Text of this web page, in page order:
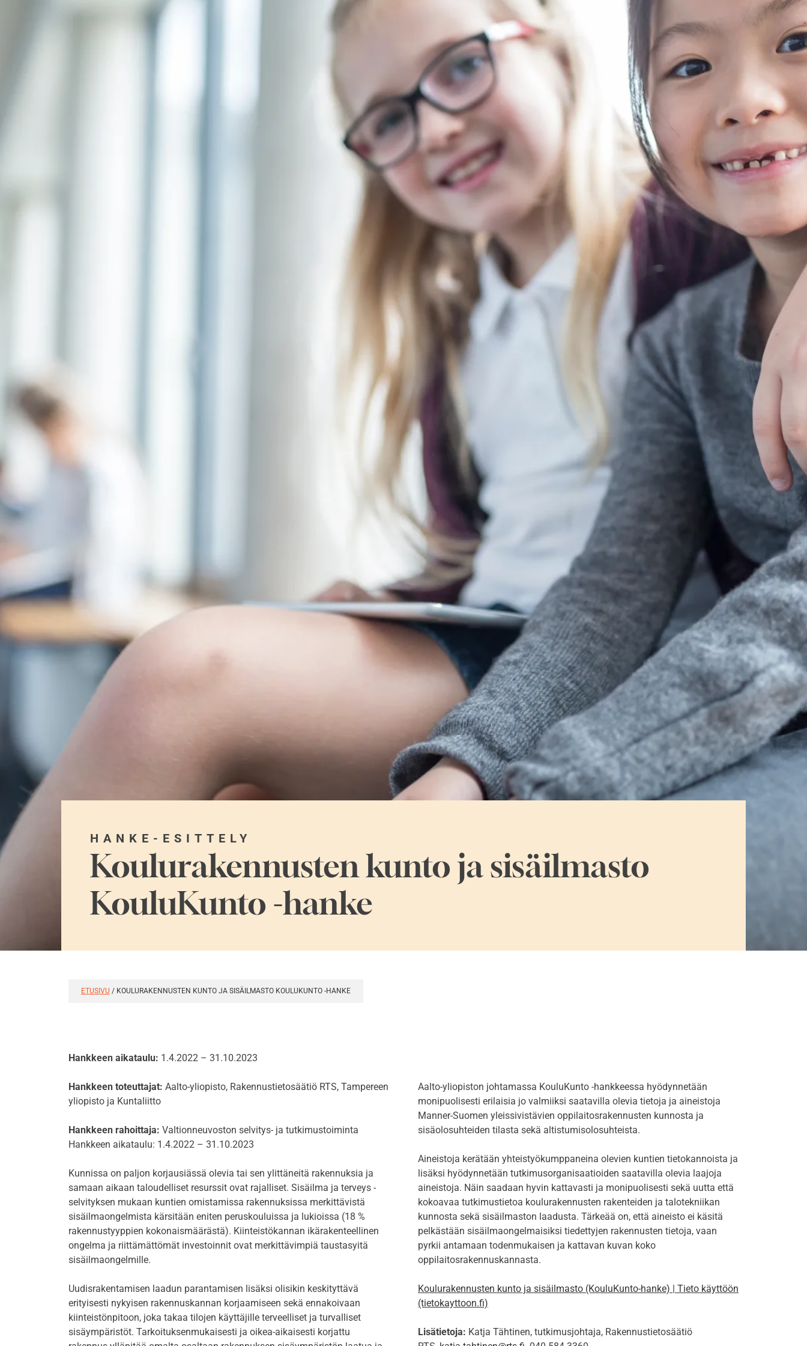
HANKE-ESITTELY
Koulurakennusten kunto ja sisäilmasto
KouluKunto -hanke
ETUSIVU / KOULURAKENNUSTEN KUNTO JA SISÄILMASTO KOULUKUNTO -HANKE
Hankkeen aikataulu: 1.4.2022 – 31.10.2023
Hankkeen toteuttajat: Aalto-yliopisto, Rakennustietosäätiö RTS, Tampereen
yliopisto ja Kuntaliitto
Hankkeen rahoittaja: Valtionneuvoston selvitys- ja tutkimustoiminta
Hankkeen aikataulu: 1.4.2022 – 31.10.2023
Kunnissa on paljon korjausiässä olevia tai sen ylittäneitä rakennuksia ja
samaan aikaan taloudelliset resurssit ovat rajalliset. Sisäilma ja terveys -
selvityksen mukaan kuntien omistamissa rakennuksissa merkittävistä
sisäilmaongelmista kärsitään eniten peruskouluissa ja lukioissa (18 %
rakennustyyppien kokonaismäärästä). Kiinteistökannan ikärakenteellinen
ongelma ja riittämättömät investoinnit ovat merkittävimpiä taustasyitä
sisäilmaongelmille.
Uudisrakentamisen laadun parantamisen lisäksi olisikin keskityttävä
erityisesti nykyisen rakennuskannan korjaamiseen sekä ennakoivaan
kiinteistönpitoon, joka takaa tilojen käyttäjille terveelliset ja turvalliset
sisäympäristöt. Tarkoituksenmukaisesti ja oikea-aikaisesti korjattu
Aalto-yliopiston johtamassa KouluKunto -hankkeessa hyödynnetään
monipuolisesti erilaisia jo valmiiksi saatavilla olevia tietoja ja aineistoja
Manner-Suomen yleissivistävien oppilaitosrakennusten kunnosta ja
sisäolosuhteiden tilasta sekä altistumisolosuhteista.
Aineistoja kerätään yhteistyökumppaneina olevien kuntien tietokannoista ja
lisäksi hyödynnetään tutkimusorganisaatioiden saatavilla olevia laajoja
aineistoja. Näin saadaan hyvin kattavasti ja monipuolisesti sekä uutta että
kokoavaa tutkimustietoa koulurakennusten rakenteiden ja talotekniikan
kunnosta sekä sisäilmaston laadusta. Tärkeää on, että aineisto ei käsitä
pelkästään sisäilmaongelmaisiksi tiedettyjen rakennusten tietoja, vaan
pyrkii antamaan todenmukaisen ja kattavan kuvan koko
oppilaitosrakennuskannasta.
Koulurakennusten kunto ja sisäilmasto (KouluKunto-hanke) | Tieto käyttöön
(tietokayttoon.fi)
Lisätietoja: Katja Tähtinen, tutkimusjohtaja, Rakennustietosäätiö